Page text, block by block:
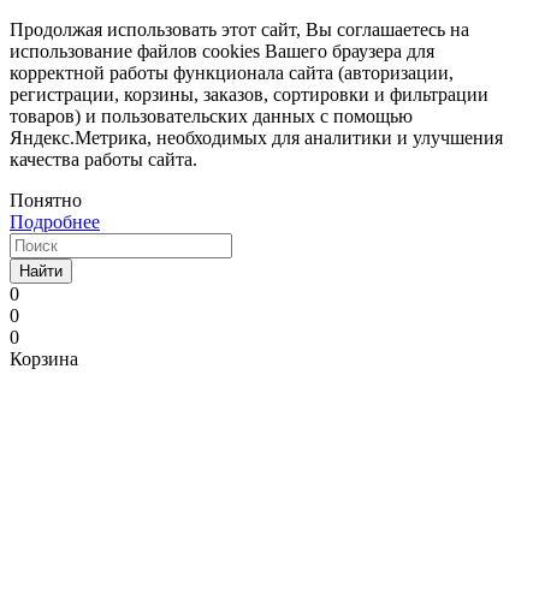
Продолжая использовать этот сайт, Вы соглашаетесь на
использование файлов cookies Вашего браузера для
корректной работы функционала сайта (авторизации,
регистрации, корзины, заказов, сортировки и фильтрации
товаров) и пользовательских данных с помощью
Яндекс.Метрика, необходимых для аналитики и улучшения
качества работы сайта.
Понятно
Подробнее
Найти
0
0
0
Корзина